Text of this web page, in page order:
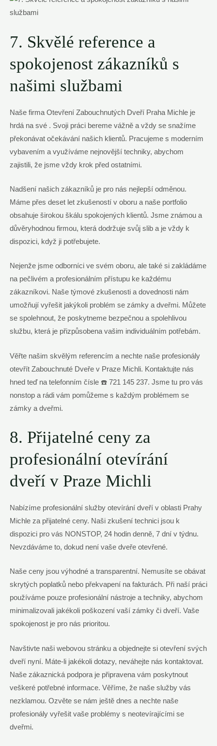
7. Skvělé reference a
spokojenost zákazníků s
našimi službami
Naše firma Otevření Zabouchnutých Dveří Praha Michle je
hrdá na své . Svoji práci bereme vážně a vždy se snažíme
překonávat očekávání našich klientů. Pracujeme s moderním
vybavením a využíváme nejnovější techniky, abychom
zajistili, že jsme vždy krok před ostatními.
Nadšení našich zákazníků je pro nás nejlepší odměnou.
Máme přes deset let zkušeností v oboru a naše portfolio
obsahuje širokou škálu spokojených klientů. Jsme známou a
důvěryhodnou firmou, která dodržuje svůj slib a je vždy k
dispozici, když ji potřebujete.
Nejenže jsme odborníci ve svém oboru, ale také si zakládáme
na pečlivém a profesionálním přístupu ke každému
zákazníkovi. Naše týmové zkušenosti a dovednosti nám
umožňují vyřešit jakýkoli problém se zámky a dveřmi. Můžete
se spolehnout, že poskytneme bezpečnou a spolehlivou
službu, která je přizpůsobena vašim individuálním potřebám.
Věřte našim skvělým referencím a nechte naše profesionály
otevřít Zabouchnuté Dveře v Praze Michli. Kontaktujte nás
hned teď na telefonním čísle ☎️ 721 145 237. Jsme tu pro vás
nonstop a rádi vám pomůžeme s každým problémem se
zámky a dveřmi.
8. Přijatelné ceny za
profesionální otevírání
dveří v Praze Michli
Nabízíme profesionální služby otevírání dveří v oblasti Prahy
Michle za přijatelné ceny. Naši zkušení technici jsou k
dispozici pro vás NONSTOP, 24 hodin denně, 7 dní v týdnu.
Nevzdáváme to, dokud není vaše dveře otevřené.
Naše ceny jsou výhodné a transparentní. Nemusíte se obávat
skrytých poplatků nebo překvapení na fakturách. Při naší práci
používáme pouze profesionální nástroje a techniky, abychom
minimalizovali jakékoli poškození vaší zámky či dveří. Vaše
spokojenost je pro nás prioritou.
Navštivte naši webovou stránku a objednejte si otevření svých
dveří nyní. Máte-li jakékoli dotazy, neváhejte nás kontaktovat.
Naše zákaznická podpora je připravena vám poskytnout
veškeré potřebné informace. Věříme, že naše služby vás
nezklamou. Ozvěte se nám ještě dnes a nechte naše
profesionály vyřešit vaše problémy s neotevírajícími se
dveřmi.